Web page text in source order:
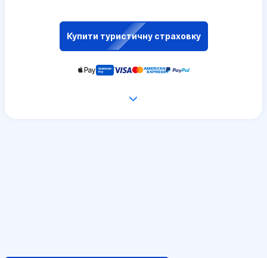
Купити туристичну страховку